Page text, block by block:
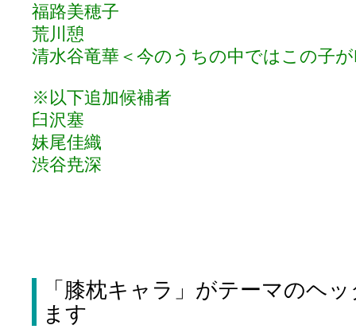
福路美穂子
荒川憩
清水谷竜華＜今のうちの中ではこの子
※以下追加候補者
臼沢塞
妹尾佳織
渋谷尭深
「膝枕キャラ」がテーマのヘ
ます